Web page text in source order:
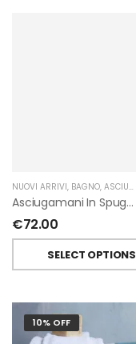
NUOVI ARRIVI, BAGNO, ASCIUGAMANI
Asciugamani In Spugna Con Fiori In Lino Applicati Di Giardino Segreto.
€72.00
SELECT OPTIONS
10% OFF